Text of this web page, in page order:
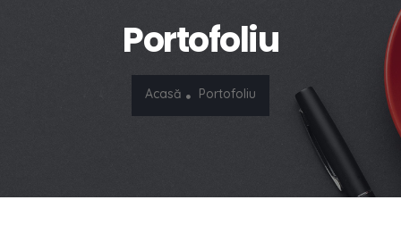
Portofoliu
Acasă Portofoliu